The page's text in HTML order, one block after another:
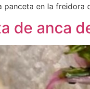
panceta en la freidora
de anca